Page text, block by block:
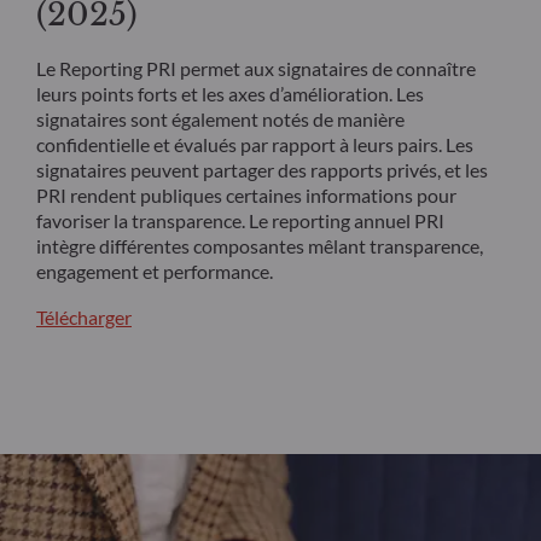
(2025)
Le Reporting PRI permet aux signataires de connaître
leurs points forts et les axes d’amélioration. Les
signataires sont également notés de manière
confidentielle et évalués par rapport à leurs pairs. Les
signataires peuvent partager des rapports privés, et les
PRI rendent publiques certaines informations pour
favoriser la transparence. Le reporting annuel PRI
intègre différentes composantes mêlant transparence,
engagement et performance.
Télécharger